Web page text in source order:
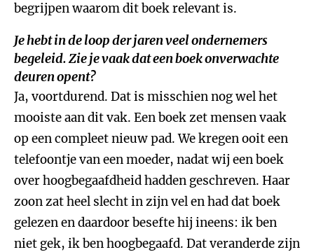
begrijpen waarom dit boek relevant is.
Je hebt in de loop der jaren veel ondernemers
begeleid. Zie je vaak dat een boek onverwachte
deuren opent?
Ja, voortdurend. Dat is misschien nog wel het
mooiste aan dit vak. Een boek zet mensen vaak
op een compleet nieuw pad. We kregen ooit een
telefoontje van een moeder, nadat wij een boek
over hoogbegaafdheid hadden geschreven. Haar
zoon zat heel slecht in zijn vel en had dat boek
gelezen en daardoor besefte hij ineens: ik ben
niet gek, ik ben hoogbegaafd. Dat veranderde zijn